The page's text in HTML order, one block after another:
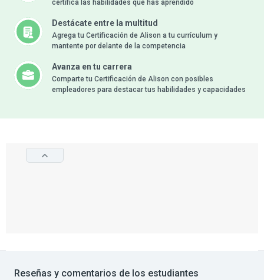
certifica las habilidades que has aprendido
Destácate entre la multitud
Agrega tu Certificación de Alison a tu currículum y
mantente por delante de la competencia
Avanza en tu carrera
Comparte tu Certificación de Alison con posibles
empleadores para destacar tus habilidades y capacidades
Reseñas y comentarios de los estudiantes